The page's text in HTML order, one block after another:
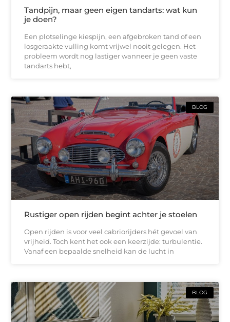
Tandpijn, maar geen eigen tandarts: wat kun
je doen?
Een plotselinge kiespijn, een afgebroken tand of een
losgeraakte vulling komt vrijwel nooit gelegen. Het
probleem wordt nog lastiger wanneer je geen vaste
tandarts hebt,
BLOG
Rustiger open rijden begint achter je stoelen
Open rijden is voor veel cabriorijders hét gevoel van
vrijheid. Toch kent het ook een keerzijde: turbulentie.
Vanaf een bepaalde snelheid kan de lucht in
BLOG